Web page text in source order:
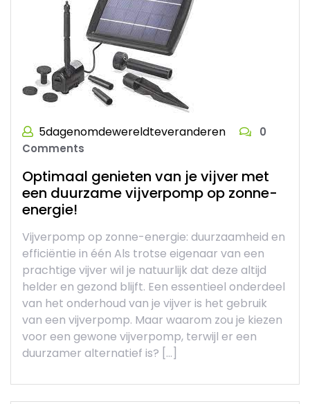
5dagenomdewereldteveranderen
0
Comments
Optimaal genieten van je vijver met
een duurzame vijverpomp op zonne-
energie!
Vijverpomp op zonne-energie: duurzaamheid en
efficiëntie in één Als trotse eigenaar van een
prachtige vijver wil je natuurlijk dat deze altijd
helder en gezond blijft. Een essentieel onderdeel
van het onderhoud van je vijver is het gebruik
van een vijverpomp. Maar waarom zou je kiezen
voor een gewone vijverpomp, terwijl er een
duurzamer alternatief is? […]